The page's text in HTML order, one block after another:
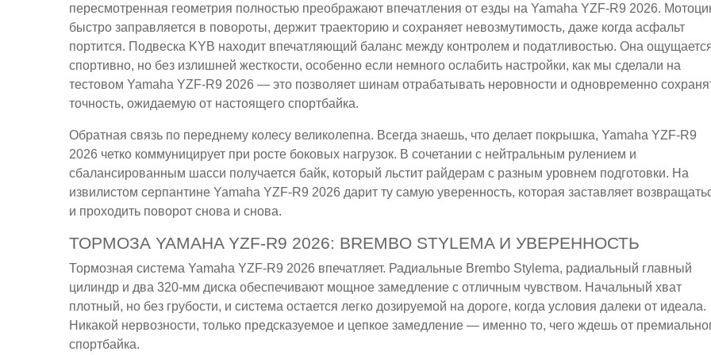
пересмотренная геометрия полностью преображают впечатления от езды на Yamaha YZF-R9 2026.
быстро заправляется в повороты, держит траекторию и сохраняет невозмутимость, даже когда асфальт
портится. Подвеска KYB находит впечатляющий баланс между контролем и податливостью. Она
спортивно, но без излишней жесткости, особенно если немного ослабить настройки, как мы сделали на
тестовом Yamaha YZF-R9 2026 — это позволяет шинам отрабатывать неровности и одновременно
точность, ожидаемую от настоящего спортбайка.
Обратная связь по переднему колесу великолепна. Всегда знаешь, что делает покрышка, Yamaha YZF-R9
2026 четко коммуницирует при росте боковых нагрузок. В сочетании с нейтральным рулением и
сбалансированным шасси получается байк, который льстит райдерам с разным уровнем подготовки. На
извилистом серпантине Yamaha YZF-R9 2026 дарит ту самую уверенность, которая заставляет
и проходить поворот снова и снова.
ТОРМОЗА YAMAHA YZF-R9 2026: BREMBO STYLEMA И УВЕРЕННОСТЬ
Тормозная система Yamaha YZF-R9 2026 впечатляет. Радиальные Brembo Stylema, радиальный главный
цилиндр и два 320-мм диска обеспечивают мощное замедление с отличным чувством. Начальный хват
плотный, но без грубости, и система остается легко дозируемой на дороге, когда условия далеки от идеала.
Никакой нервозности, только предсказуемое и цепкое замедление — именно то, чего ждешь от
спортбайка.